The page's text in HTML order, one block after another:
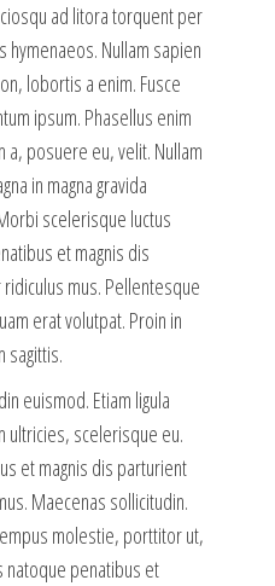
ad litora torquent per
Nullam sapien
lobortis a enim. Fusce
ipsum. Phasellus enim
a, posuere eu, velit. Nullam
in magna gravida
scelerisque luctus
et magnis dis
mus. Pellentesque
erat volutpat. Proin in
sagittis.
euismod. Etiam ligula
ultricies, scelerisque eu.
et magnis dis parturient
Maecenas sollicitudin.
molestie, porttitor ut,
natoque penatibus et